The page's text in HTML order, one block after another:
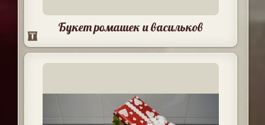
Букет ромашек и васильков